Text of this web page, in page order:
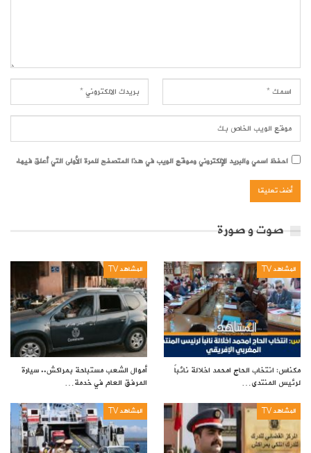
احفظ اسمي والبريد الإلكتروني وموقع الويب في هذا المتصفح للمرة الأولى التي أعلق فيها.
صوت و صورة
المشاهد TV
مكناس: انتخاب الحاج امحمد اخلالة نائباً
لرئيس المنتدى…
المشاهد TV
أموال الشعب مستباحة بمراكش.. سيارة
المرفق العام في خدمة…
المشاهد TV المشاهد TV